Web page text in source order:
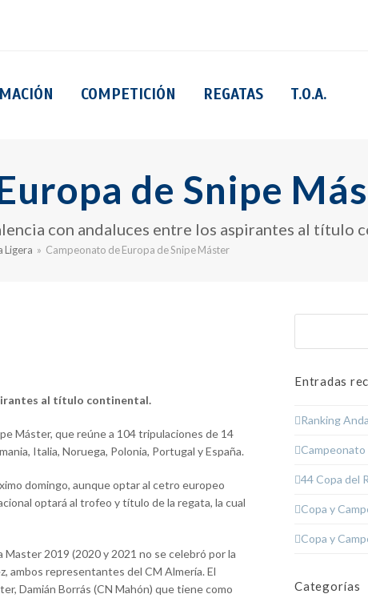
COMPETICIÓN REGATAS T.O.A.
de Snipe
con andaluces entre los aspirantes al título
Ligera » Campeonato de Europa de Snipe Máster
al título continental.
Máster, que reúne a 104 tripulaciones de 14
Italia, Noruega, Polonia, Portugal y España.
domingo, aunque optar al cetro europeo
optará al trofeo y título de la regata, la cual
2019 (2020 y 2021 no se celebró por la
ambos representantes del CM Almería. El
Damián Borrás (CN Mahón) que tiene como
Entradas
Ranking
44 Copa del
Copa y
Copa y
Categorías